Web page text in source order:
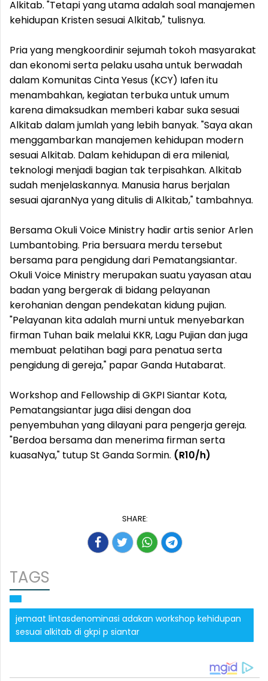
Alkitab. "Tetapi yang utama adalah soal manajemen
kehidupan Kristen sesuai Alkitab," tulisnya.
Pria yang mengkoordinir sejumah tokoh masyarakat
dan ekonomi serta pelaku usaha untuk berwadah
dalam Komunitas Cinta Yesus (KCY) Iafen itu
menambahkan, kegiatan terbuka untuk umum
karena dimaksudkan memberi kabar suka sesuai
Alkitab dalam jumlah yang lebih banyak. "Saya akan
menggambarkan manajemen kehidupan modern
sesuai Alkitab. Dalam kehidupan di era milenial,
teknologi menjadi bagian tak terpisahkan. Alkitab
sudah menjelaskannya. Manusia harus berjalan
sesuai ajaranNya yang ditulis di Alkitab," tambahnya.
Bersama Okuli Voice Ministry hadir artis senior Arlen
Lumbantobing. Pria bersuara merdu tersebut
bersama para pengidung dari Pematangsiantar.
Okuli Voice Ministry merupakan suatu yayasan atau
badan yang bergerak di bidang pelayanan
kerohanian dengan pendekatan kidung pujian.
"Pelayanan kita adalah murni untuk menyebarkan
firman Tuhan baik melalui KKR, Lagu Pujian dan juga
membuat pelatihan bagi para penatua serta
pengidung di gereja," papar Ganda Hutabarat.
Workshop and Fellowship di GKPI Siantar Kota,
Pematangsiantar juga diisi dengan doa
penyembuhan yang dilayani para pengerja gereja.
"Berdoa bersama dan menerima firman serta
kuasaNya," tutup St Ganda Sormin. (R10/h)
SHARE:
TAGS
jemaat lintasdenominasi adakan workshop kehidupan
sesuai alkitab di gkpi p siantar